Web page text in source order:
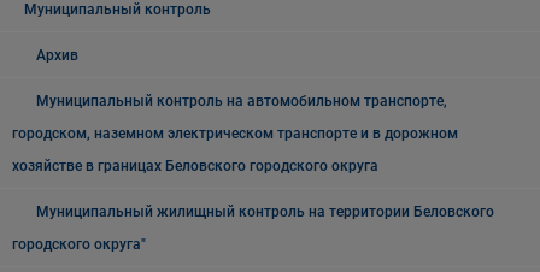
Муниципальный контроль
Архив
Муниципальный контроль на автомобильном транспорте,
городском, наземном электрическом транспорте и в дорожном
хозяйстве в границах Беловского городского округа
Муниципальный жилищный контроль на территории Беловского
городского округа"